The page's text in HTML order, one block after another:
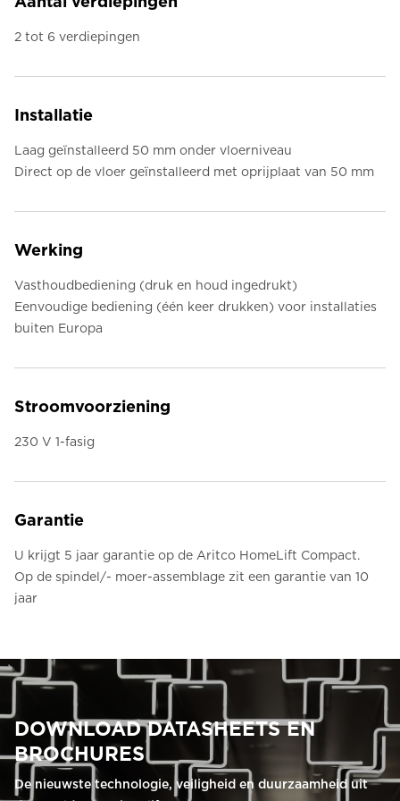
2 tot 6 verdiepingen
Installatie
Laag geïnstalleerd 50 mm onder vloerniveau
Direct op de vloer geïnstalleerd met oprijplaat van 50 mm
Werking
Vasthoudbediening (druk en houd ingedrukt)
Eenvoudige bediening (één keer drukken) voor installaties
buiten Europa
Stroomvoorziening
230 V 1-fasig
Garantie
U krijgt 5 jaar garantie op de Aritco HomeLift Compact.
Op de spindel/- moer-assemblage zit een garantie van 10
jaar
DOWNLOAD DATASHEETS EN
BROCHURES
De nieuwste technologie, veiligheid en duurzaamheid uit